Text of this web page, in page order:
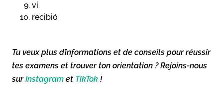
vi
recibió
Tu veux plus d’informations et de conseils pour réussir
tes examens et trouver ton orientation ? Rejoins-nous
surInstagram et TikTok !